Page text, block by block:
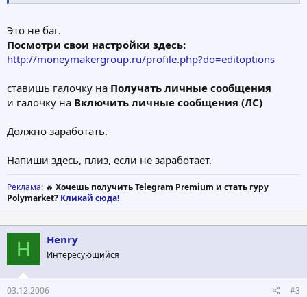
Это не баг.
Посмотри свои настройки здесь:
http://moneymakergroup.ru/profile.php?do=editoptions
ставишь галочку на Получать личные сообщения
и галочку на Включить личные сообщения (ЛС)
Должно заработать.
Напиши здесь, плиз, если не заработает.
Реклама: 🔥 Хочешь получить Telegram Premium и стать гуру
Polymarket? Кликай сюда!
H Henry
Интересующийся
03.12.2006 #3